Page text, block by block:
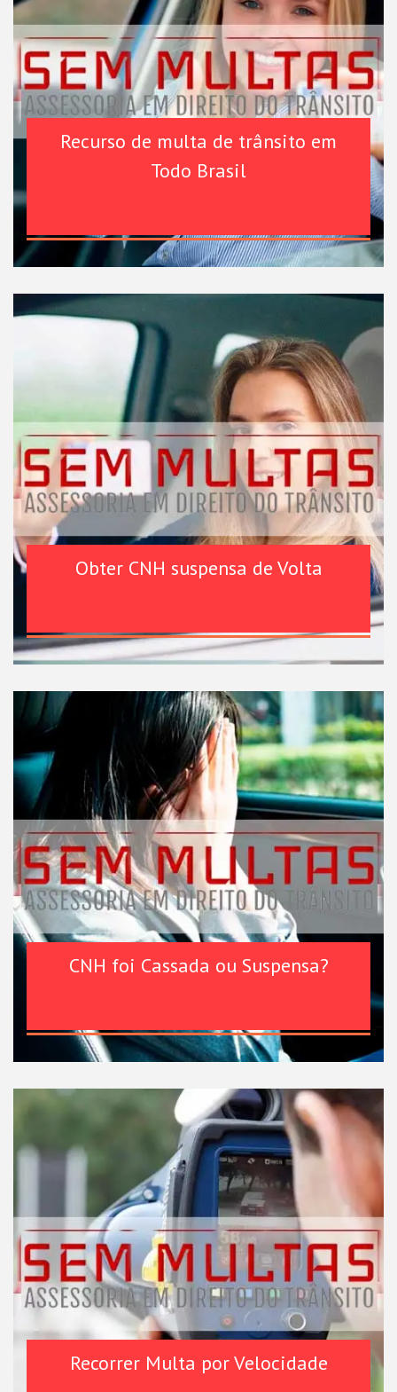
Recurso de multa de trânsito em
Todo Brasil
Obter CNH suspensa de Volta
CNH foi Cassada ou Suspensa?
Recorrer Multa por Velocidade